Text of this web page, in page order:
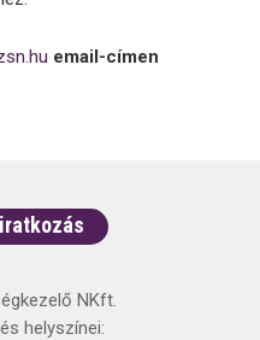
email-címen
NKft.
helyszínei: